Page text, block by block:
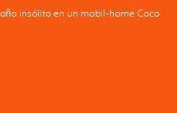
insólito en un mobil-home Coco